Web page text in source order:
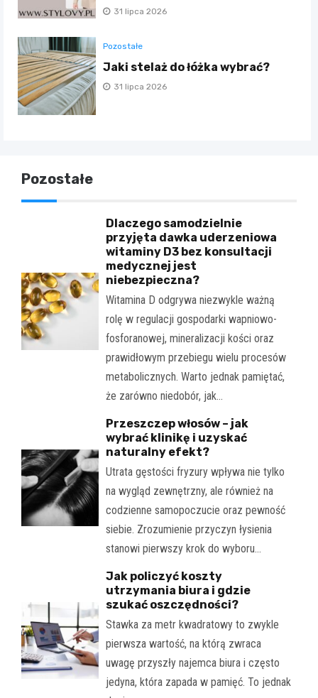
31 lipca 2026
Pozostałe
Jaki stelaż do łóżka wybrać?
31 lipca 2026
Pozostałe
Dlaczego samodzielnie
przyjęta dawka uderzeniowa
witaminy D3 bez konsultacji
medycznej jest
niebezpieczna?
Witamina D odgrywa niezwykle ważną
rolę w regulacji gospodarki wapniowo-
fosforanowej, mineralizacji kości oraz
prawidłowym przebiegu wielu procesów
metabolicznych. Warto jednak pamiętać,
że zarówno niedobór, jak…
Przeszczep włosów – jak
wybrać klinikę i uzyskać
naturalny efekt?
Utrata gęstości fryzury wpływa nie tylko
na wygląd zewnętrzny, ale również na
codzienne samopoczucie oraz pewność
siebie. Zrozumienie przyczyn łysienia
stanowi pierwszy krok do wyboru…
Jak policzyć koszty
utrzymania biura i gdzie
szukać oszczędności?
Stawka za metr kwadratowy to zwykle
pierwsza wartość, na którą zwraca
uwagę przyszły najemca biura i często
jedyna, która zapada w pamięć. To jednak